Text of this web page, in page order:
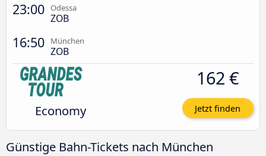
23:00 Odessa
ZOB
16:50 München
ZOB
Economy
162 €
Jetzt finden
Günstige Bahn-Tickets nach München